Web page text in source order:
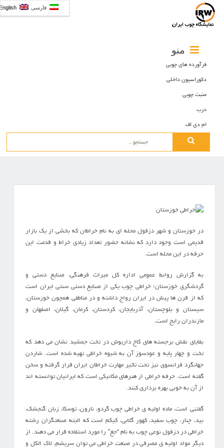
فارسی
منو
فرآورده های چوبی
دکوراسیون داخلی
منبت چوبی
درب
ام دی اف
Search
در خوزستان و شهر دزفول محله ای به نام خراطان که بخشی از یک بازار
قدیمی است وجود دارد که نشانه حضور تعداد زيادي خراط و قدمت اين
حرفه در اين محله است.
به گزارش روابط عمومی اداره کل میراث فرهنگی، صنایع دستی و
گردشگری خوزستان؛ خراطي چوب يكي از صنايع دستي سنتي ايران است
كه از قرن ها پیش در ایران رواج داشته و در مناطقی همچون خوزستان،
سیستان و بلوچستان، آذربایجان، کردستان، کرمان، گیلان، اصفهان و
مازندران رایج است.
بقایای نقش برجسته های کاخ داریوش در تخت جمشید نشان می دهد که
تخت و چهار پایه و عودسوز آن به شیوه خراطی تهیه شده است. شاردن
جهانگرد فرانسوی نیز تحت تاثیر مهارت خراطان ایران قرار گرفته و سخن
گفته است. حرفه خراطی از هنرهای مکانیکی است که ایرانیان توانسته اند
از آن به خوبی بهره برداری کنند.
گفتنی است، ماده اوليه ي خراطی چوب گردو، نارون، توسكا، زبان گنجشك،
بيد، چنار، چوب سفيد، كهور گلابي، كيكم است که البته صنعتگران رشته
خراطی در دزفول نوعي چوب به نام “جغ” را مورد استفاده قرار مي دهند. از
ديگر مواد اوليه ي مصرفي در صنعت خراطي مي توان سريشم، لاك الكل و